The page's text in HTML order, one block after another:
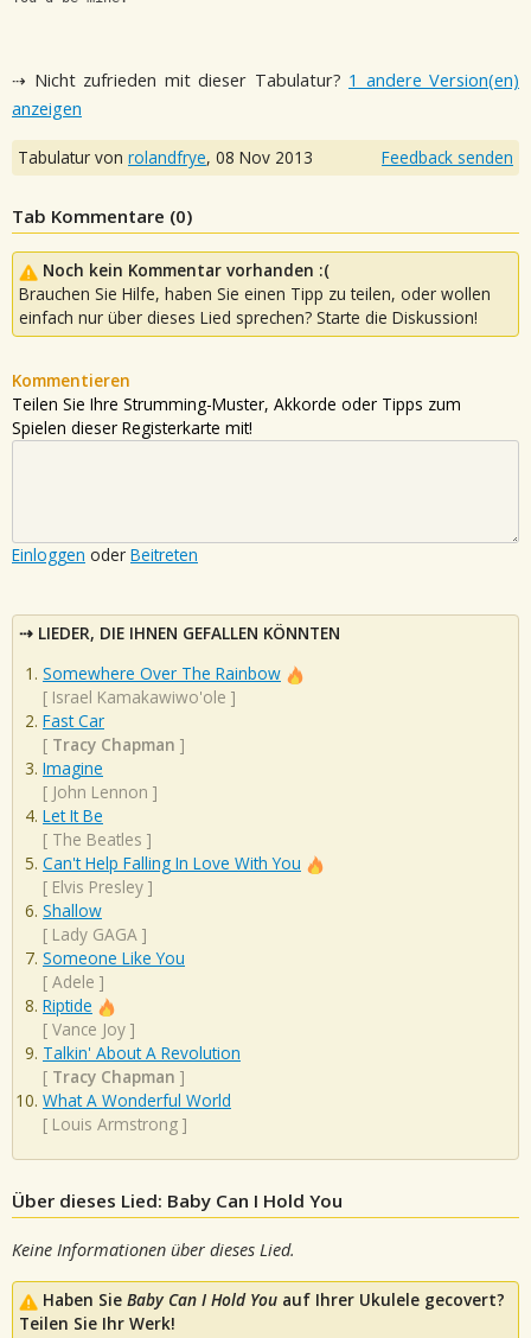
⇢ Nicht zufrieden mit dieser Tabulatur? 1 andere Version(en)
anzeigen
Tabulatur von rolandfrye, 08 Nov 2013 Feedback senden
Tab Kommentare (0)
Noch kein Kommentar vorhanden :(
Brauchen Sie Hilfe, haben Sie einen Tipp zu teilen, oder wollen
einfach nur über dieses Lied sprechen? Starte die Diskussion!
Kommentieren
Teilen Sie Ihre Strumming-Muster, Akkorde oder Tipps zum
Spielen dieser Registerkarte mit!
Einloggen oder Beitreten
LIEDER, DIE IHNEN GEFALLEN KÖNNTEN
Somewhere Over The Rainbow
[ Israel Kamakawiwo'ole ]
Fast Car
[ Tracy Chapman ]
Imagine
[ John Lennon ]
Let It Be
[ The Beatles ]
Can't Help Falling In Love With You
[ Elvis Presley ]
Shallow
[ Lady GAGA ]
Someone Like You
[ Adele ]
Riptide
[ Vance Joy ]
Talkin' About A Revolution
[ Tracy Chapman ]
What A Wonderful World
[ Louis Armstrong ]
Über dieses Lied: Baby Can I Hold You
Keine Informationen über dieses Lied.
Haben Sie Baby Can I Hold You auf Ihrer Ukulele gecovert?
Teilen Sie Ihr Werk!